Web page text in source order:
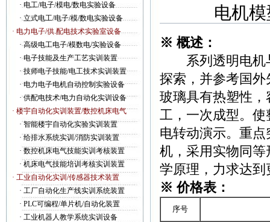
· 电工/电子/模电/数电实验设备
·立式电工/电子/模/数电实验设备
· 电力电子/供.配电技术实验室设备
·高级电工电子/模数电/实验设备
·电子技能及生产工艺实训装置
·技师电子技能/电工技术实训装置
·电力电子电机自动控制实验设备
·供配电技术/电力自动化实训设备
· 楼宇自动化实训装置/数控机床电气
·智能楼宇自动化实验实训装置
· 给排水系统实训/消防实训装置
· 数控机床电气技能实训考核装置
· 机床电气技能培训考核实训装置
· 工业自动化实训/传感器技术装置
· 工厂自动化生产线实训系统装置
· PLC可编程/单片机/自动化装置
· 工业机器人教学系统实训设备
电机
※ 概述：
系列透明电机与
探索，并参考国
玻璃具有热塑性
工，一次成型。
电转动演示。重
机，采用实物同
学原理，力求达
※ 价格表：
序号